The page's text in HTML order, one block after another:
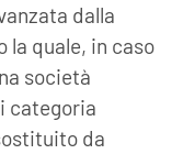
dalla
la quale, in caso
società
categoria
da